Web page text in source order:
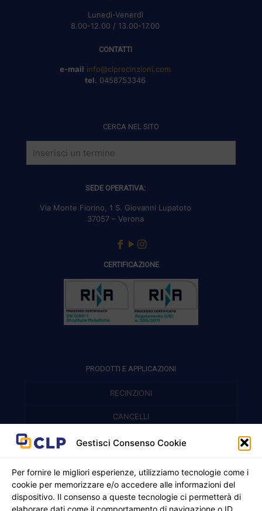
Gestisci Consenso Cookie
Per fornire le migliori esperienze, utilizziamo tecnologie come i
cookie per memorizzare e/o accedere alle informazioni del
dispositivo. Il consenso a queste tecnologie ci permetterà di
elaborare dati come il comportamento di navigazione o ID
Lunedì-Venerdì
8.00-12.00 / 13.00-17.00
CONTATTI
e-mail info@clprecinzioni.com
tel. 0458753346
CERCA NEL SITO
SEDE OPERATIVA:
Via Monte Fiorino, 1 S. Giovanni Lupatoto
37057 – Verona
CERTIFICAZIONE
PRODOTTI E APPLICAZIONI
RECINZIONI
Recinzioni modulari
Recinzioni a pannelli
CANCELLI
Cancelli prefabbricati
Cancelli in ferro battuto
APPLICAZIONI
Griglie e chiusini